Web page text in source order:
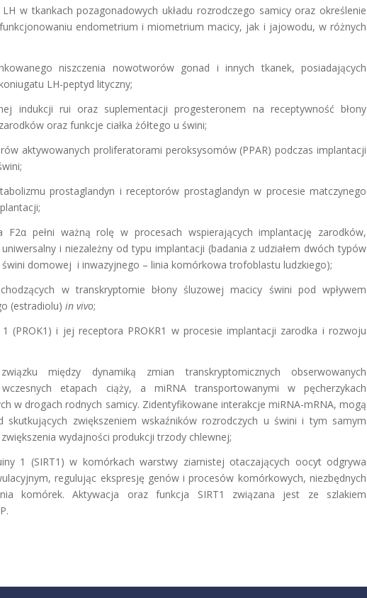
w tkankach pozagonadowych układu rozrodczego samicy oraz określenie
endometrium i miometrium macicy, jak i jajowodu, w różnych
niszczenia nowotworów gonad i innych tkanek, posiadających
LH-peptyd lityczny;
indukcji rui oraz suplementacji progesteronem na receptywność błony
oraz funkcje ciałka żółtego u świni;
aktywowanych proliferatorami peroksysomów (PPAR) podczas implantacji
prostaglandyn i receptorów prostaglandyn w procesie matczynego
F2α pełni ważną rolę w procesach wspierających implantację zarodków,
i niezależny od typu implantacji (badania z udziałem dwóch typów
domowej i inwazyjnego – linia komórkowa trofoblastu ludzkiego);
w transkryptomie błony śluzowej macicy świni pod wpływem
(estradiolu) in vivo;
(PROK1) i jej receptora PROKR1 w procesie implantacji zarodka i rozwoju
między dynamiką zmian transkryptomicznych obserwowanych
etapach ciąży, a miRNA transportowanymi w pęcherzykach
w drogach rodnych samicy. Zidentyfikowane interakcje miRNA-mRNA, mogą
zwiększeniem wskaźników rozrodczych u świni i tym samym
wydajności produkcji trzody chlewnej;
1 (SIRT1) w komórkach warstwy ziarnistej otaczających oocyt odgrywa
regulując ekspresję genów i procesów komórkowych, niezbędnych
komórek. Aktywacja oraz funkcja SIRT1 związana jest ze szlakiem